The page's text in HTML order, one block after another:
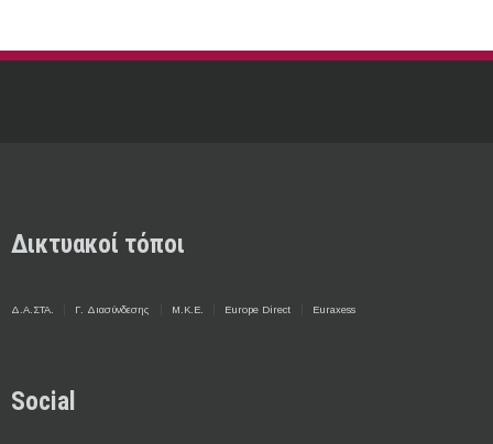
Δικτυακοί τόποι
Δ.Α.ΣΤΑ. Γ. Διασύνδεσης Μ.Κ.Ε. Europe Direct Euraxess
Social